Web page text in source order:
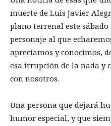
muerte de Luis Javier
plano terrenal este
personaje al que
apreciamos y conocimos,
esa irrupción de la nada y
con nosotros.
Una persona que dejará
humor especial, y que